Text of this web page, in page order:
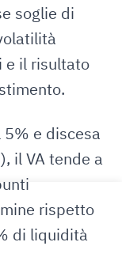
soglie di
e il risultato
e discesa
il VA tende a
rispetto
di liquidità